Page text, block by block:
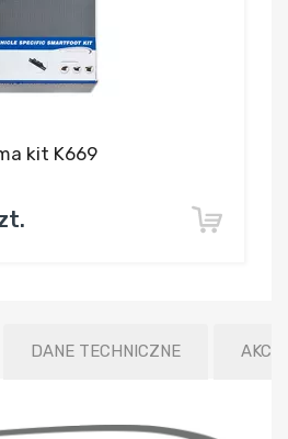
kit K669
DANE TECHNICZNE